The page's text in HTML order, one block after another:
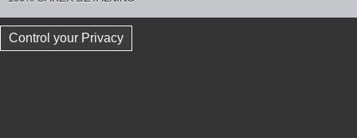
Control your Privacy